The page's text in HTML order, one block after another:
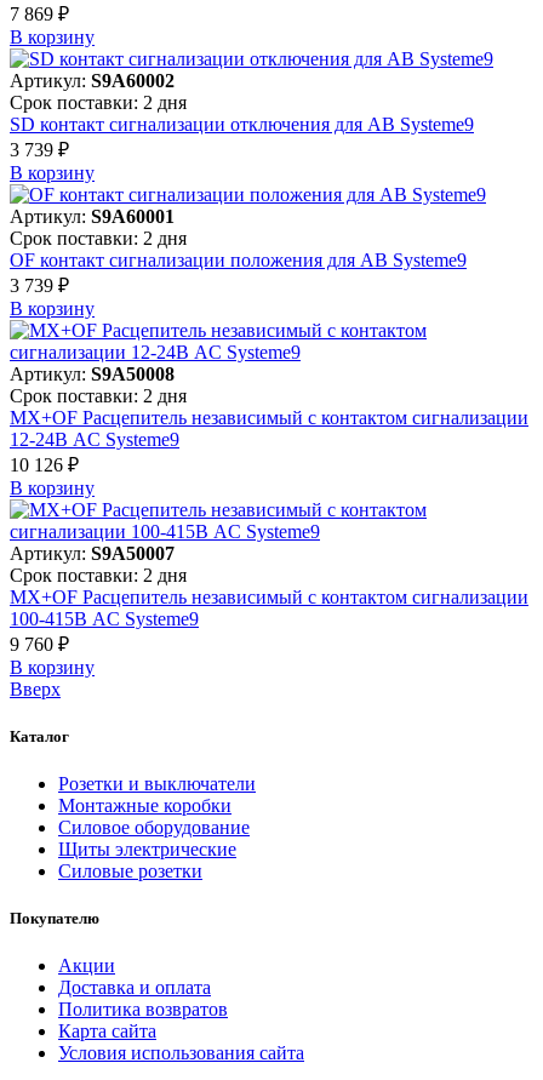
7 869 ₽
В корзинy
Артикул: S9A60002
Срок поставки: 2 дня
SD контакт сигнализации отключения для АВ Systeme9
3 739 ₽
В корзинy
Артикул: S9A60001
Срок поставки: 2 дня
OF контакт сигнализации положения для АВ Systeme9
3 739 ₽
В корзинy
Артикул: S9A50008
Срок поставки: 2 дня
MX+OF Расцепитель независимый с контактом сигнализации
12-24В AC Systeme9
10 126 ₽
В корзинy
Артикул: S9A50007
Срок поставки: 2 дня
MX+OF Расцепитель независимый с контактом сигнализации
100-415В AC Systeme9
9 760 ₽
В корзинy
Вверх
Каталог
Розетки и выключатели
Монтажные коробки
Силовое оборудование
Щиты электрические
Силовые розетки
Покупателю
Акции
Доставка и оплата
Политика возвратов
Карта сайта
Условия использования сайта